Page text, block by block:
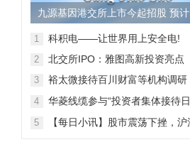
九源基因港交所上市今起招股 预计
28日上市
1 科积电——让世界用上安全电!
2 北交所IPO：雅图高新投资亮点
3
裕太微接待百川财富等机构调研
4
华菱线缆参与“投资者集体接待
5
【每日小讯】股市震荡下挫，沪